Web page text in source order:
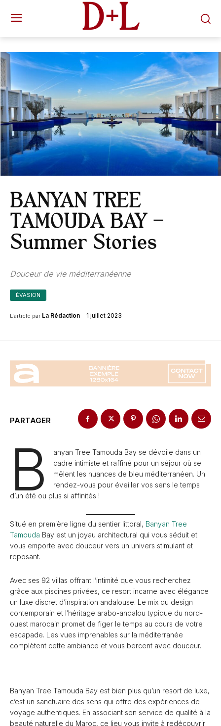
D+L
BANYAN TREE
TAMOUDA BAY –
Summer Stories
Douceur de vie méditerranéenne
ÉVASION
L'article par La Rédaction 1 juillet 2023
PARTAGER
B
anyan Tree Tamouda Bay se dévoile dans un
cadre intimiste et raffiné pour un séjour où se
mêlent les nuances de bleu méditerranéen. Un
rendez-vous pour éveiller vos sens le temps
d’un été ou plus si affinités !
Situé en première ligne du sentier littoral, Banyan Tree
Tamouda Bay est un joyau architectural qui vous séduit et
vous emporte avec douceur vers un univers stimulant et
reposant.
Avec ses 92 villas offrant l’intimité que vous recherchez
grâce aux piscines privées, ce resort incarne avec élégance
un luxe discret d’inspiration andalouse. Le mix du design
contemporain et l’héritage arabo-andalou typique du nord-
ouest marocain promet de figer le temps au cours de votre
escapade. Les vues imprenables sur la méditerranée
complètent cette ambiance et vous bercent avec douceur.
Banyan Tree Tamouda Bay est bien plus qu’un resort de luxe,
c’est un sanctuaire des sens qui offre des expériences de
voyage authentiques. En associant son service de qualité à la
beauté naturelle du Maroc, ce lieu vous invite à redécouvrir